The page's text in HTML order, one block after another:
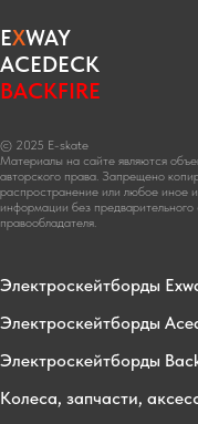
EXWAY
ACEDECK
BACKFIRE
© 2025 E-skate
Материалы на сайте являются
авторского права. Запрещено
распространение или любое иное
информации без предварительного
правообладателя.
Электроскейтборды
Электроскейтборды
Электроскейтборды
Колеса, запчасти,